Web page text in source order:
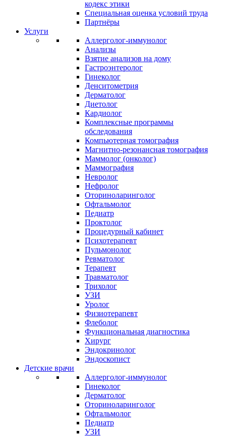
кодекс этики
Специальная оценка условий труда
Партнёры
Услуги
Аллерголог-иммунолог
Анализы
Взятие анализов на дому
Гастроэнтеролог
Гинеколог
Денситометрия
Дерматолог
Диетолог
Кардиолог
Комплексные программы
обследования
Компьютерная томография
Магнитно-резонансная томография
Маммолог (онколог)
Маммография
Невролог
Нефролог
Оториноларинголог
Офтальмолог
Педиатр
Проктолог
Процедурный кабинет
Психотерапевт
Пульмонолог
Ревматолог
Терапевт
Травматолог
Трихолог
УЗИ
Уролог
Физиотерапевт
Флеболог
Функциональная диагностика
Хирург
Эндокринолог
Эндоскопист
Детские врачи
Аллерголог-иммунолог
Гинеколог
Дерматолог
Оториноларинголог
Офтальмолог
Педиатр
УЗИ